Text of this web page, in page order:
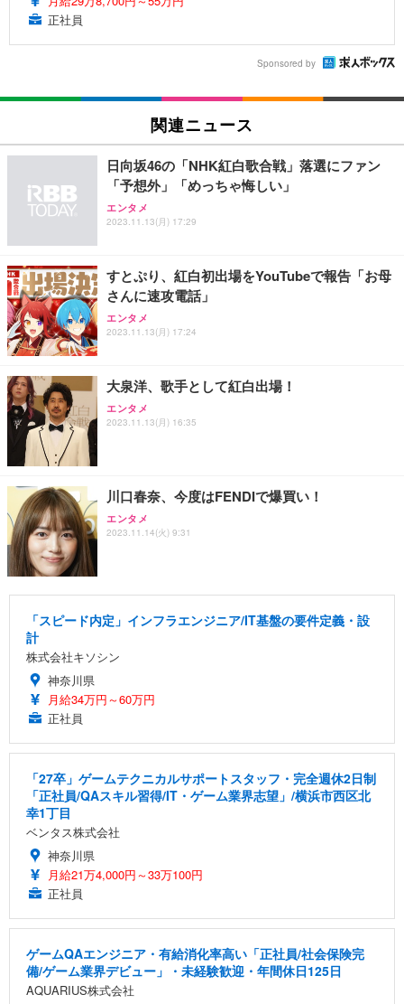
正社員
Sponsored by
関連ニュース
日向坂46の「NHK紅白歌合戦」落選にファン
「予想外」「めっちゃ悔しい」
エンタメ
2023.11.13(月) 17:29
すとぷり、紅白初出場をYouTubeで報告「お母
さんに速攻電話」
エンタメ
2023.11.13(月) 17:24
大泉洋、歌手として紅白出場！
エンタメ
2023.11.13(月) 16:35
川口春奈、今度はFENDIで爆買い！
エンタメ
2023.11.14(火) 9:31
「スピード内定」インフラエンジニア/IT基盤の要件定義・設
計
株式会社キソシン
神奈川県
月給34万円～60万円
正社員
「27卒」ゲームテクニカルサポートスタッフ・完全週休2日制
「正社員/QAスキル習得/IT・ゲーム業界志望」/横浜市西区北
幸1丁目
ベンタス株式会社
神奈川県
月給21万4,000円～33万100円
正社員
ゲームQAエンジニア・有給消化率高い「正社員/社会保険完
備/ゲーム業界デビュー」・未経験歓迎・年間休日125日
AQUARIUS株式会社